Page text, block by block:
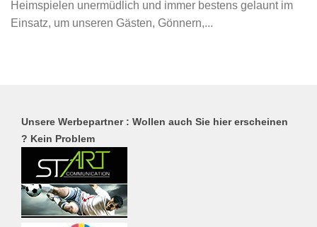
Heimspielen unermüdlich und immer bestens gelaunt im
Einsatz, um unseren Gästen, Gönnern,...
Unsere Werbepartner : Wollen auch Sie hier erscheinen
? Kein Problem